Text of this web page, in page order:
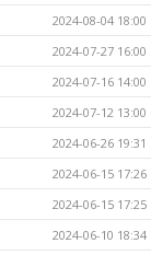
2024-08-04 18:00
2024-07-27 16:00
2024-07-16 14:00
2024-07-12 13:00
2024-06-26 19:31
2024-06-15 17:26
2024-06-15 17:25
2024-06-10 18:34